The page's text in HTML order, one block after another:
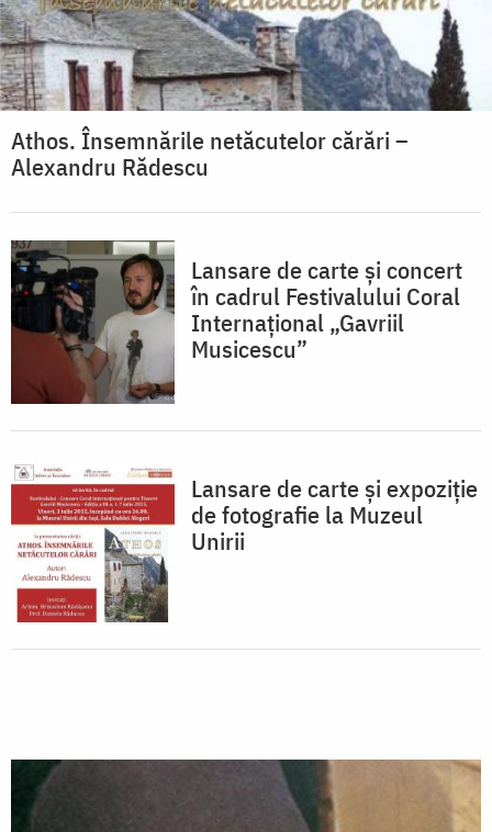
Athos. Însemnările netăcutelor cărări –
Alexandru Rădescu
Lansare de carte și concert
în cadrul Festivalului Coral
Internațional „Gavriil
Musicescu”
Lansare de carte și expoziție
de fotografie la Muzeul
Unirii